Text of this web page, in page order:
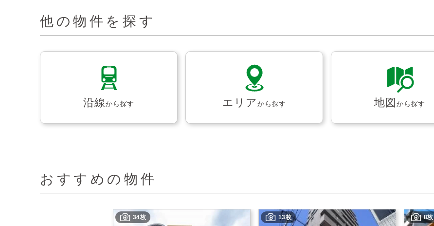
他の物件を探す
沿線から探す エリアから探す 地図から探す
おすすめの物件
34枚 13枚 8枚